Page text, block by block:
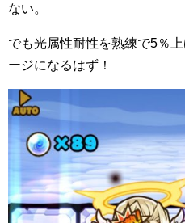
ない。
でも光属性耐性を熟練で5％
ージになるはず！